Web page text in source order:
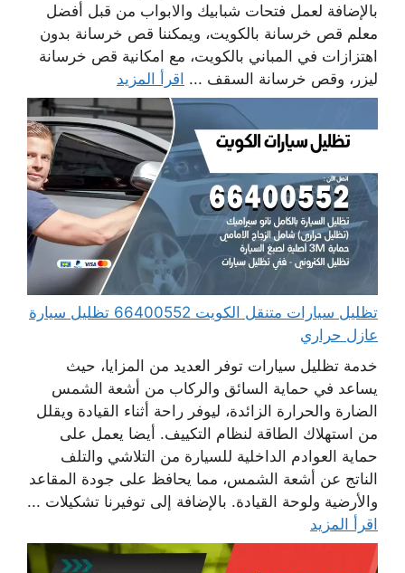
بالإضافة لعمل فتحات شبابيك والابواب من قبل أفضل
معلم قص خرسانة بالكويت، ويمكننا قص خرسانة بدون
اهتزازات في المباني بالكويت، مع امكانية قص خرسانة
ليزر، وقص خرسانة السقف ... اقرأ المزيد
تظليل سيارات متنقل الكويت 66400552 تظليل سيارة
عازل حراري
خدمة تظليل سيارات توفر العديد من المزايا، حيث
يساعد في حماية السائق والركاب من أشعة الشمس
الضارة والحرارة الزائدة، ليوفر راحة أثناء القيادة ويقلل
من استهلاك الطاقة لنظام التكييف. أيضا يعمل على
حماية العوادم الداخلية للسيارة من التلاشي والتلف
الناتج عن أشعة الشمس، مما يحافظ على جودة المقاعد
والأرضية ولوحة القيادة. بالإضافة إلى توفيرنا تشكيلات ...
اقرأ المزيد